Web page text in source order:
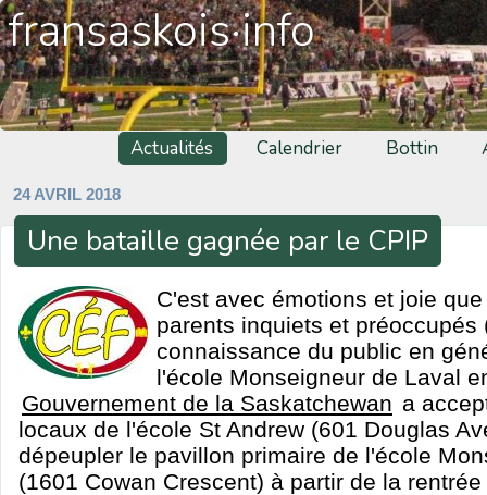
fransaskois·info
Actualités Calendrier Bottin
24 AVRIL 2018
Une bataille gagnée par le CPIP
C'est avec émotions et joie
parents inquiets et préoccupés
connaissance du public en
l'école Monseigneur de Laval
Gouvernement de la Saskatchewan a
locaux de l'école St Andrew (601 Douglas
dépeupler le pavillon primaire de l'école
(1601 Cowan Crescent) à partir de la